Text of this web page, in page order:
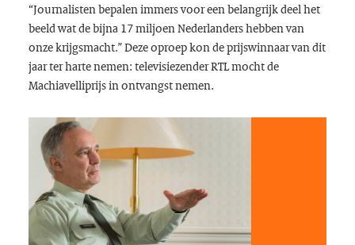
“Journalisten bepalen immers voor een belangrijk deel het
beeld wat de bijna 17 miljoen Nederlanders hebben van
onze krijgsmacht.” Deze oproep kon de prijswinnaar van dit
jaar ter harte nemen: televisiezender RTL mocht de
Machiavelliprijs in ontvangst nemen.